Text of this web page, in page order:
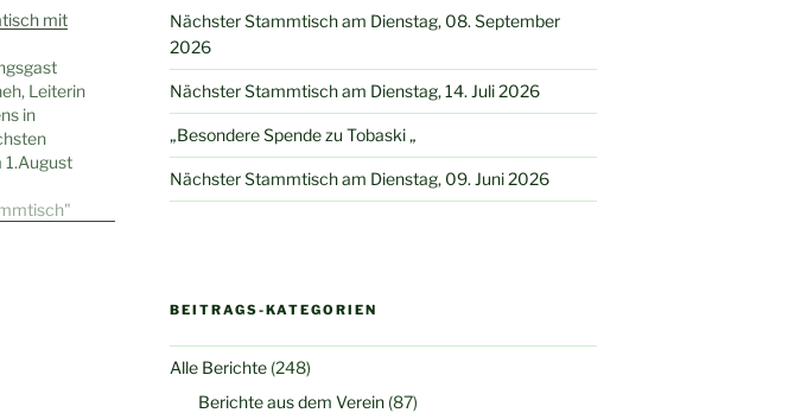
mit
Leiterin
in
Uhr)
Nächster Stammtisch am Dienstag, 08. September
2026
Nächster Stammtisch am Dienstag, 14. Juli 2026
„Besondere Spende zu Tobaski „
Nächster Stammtisch am Dienstag, 09. Juni 2026
BEITRAGS-KATEGORIEN
Alle Berichte (248)
Berichte aus dem Verein (87)